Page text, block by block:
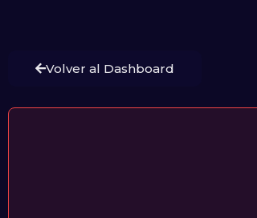
Volver al Dashboard